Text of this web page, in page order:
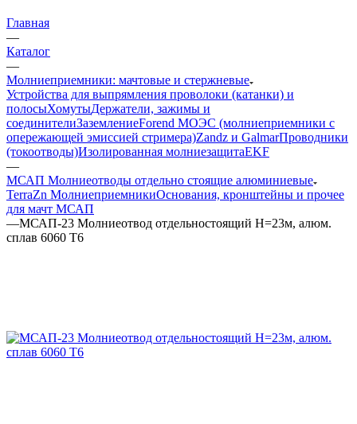
Главная
—
Каталог
—
Молниеприемники: мачтовые и стержневые
Устройства для выпрямления проволоки (катанки) и
полосыХомутыДержатели, зажимы и
соединителиЗаземлениеForend МОЭС (молниеприемники с
опережающей эмиссией стримера)Zandz и GalmarПроводники
(токоотводы)Изолированная молниезащитаEKF
—
МСАП Молниеотводы отдельно стоящие алюминиевые
TerraZn МолниеприемникиОснования, кронштейны и прочее
для мачт МСАП
—МСАП-23 Молниеотвод отдельностоящий H=23м, алюм.
сплав 6060 T6